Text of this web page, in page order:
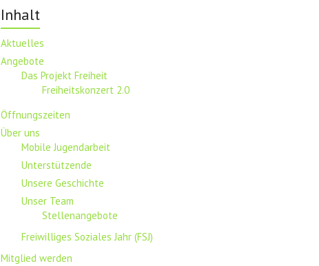
Inhalt
Aktuelles
Angebote
Das Projekt Freiheit
Freiheitskonzert 2.0
Öffnungszeiten
Über uns
Mobile Jugendarbeit
Unterstützende
Unsere Geschichte
Unser Team
Stellenangebote
Freiwilliges Soziales Jahr (FSJ)
Mitglied werden